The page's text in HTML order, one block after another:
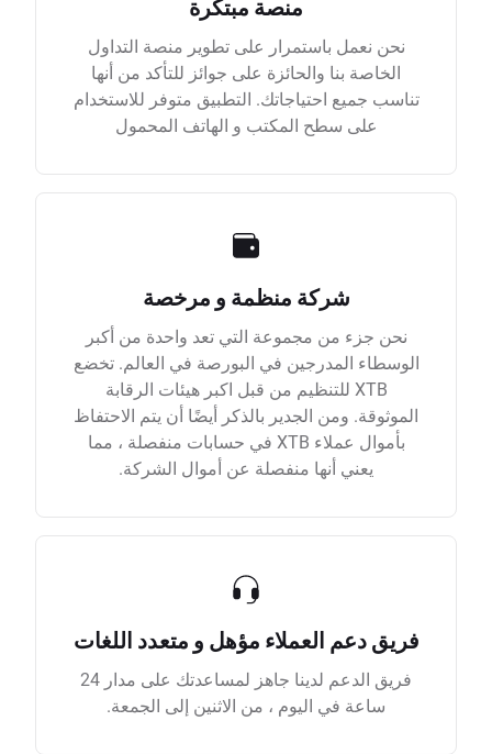
منصة مبتكرة
نحن نعمل باستمرار على تطوير منصة التداول
الخاصة بنا والحائزة على جوائز للتأكد من أنها
تناسب جميع احتياجاتك. التطبيق متوفر للاستخدام
على سطح المكتب و الهاتف المحمول
شركة منظمة و مرخصة
نحن جزء من مجموعة التي تعد واحدة من أكبر
الوسطاء المدرجين في البورصة في العالم. تخضع
XTB للتنظيم من قبل اكبر هيئات الرقابة
الموثوقة. ومن الجدير بالذكر أيضًا أن يتم الاحتفاظ
بأموال عملاء XTB في حسابات منفصلة ، مما
يعني أنها منفصلة عن أموال الشركة.
فريق دعم العملاء مؤهل و متعدد اللغات
فريق الدعم لدينا جاهز لمساعدتك على مدار 24
ساعة في اليوم ، من الاثنين إلى الجمعة.